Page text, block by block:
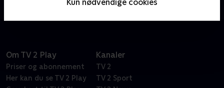
Kun nødvendige cookies
spillere brager sammen.
Om TV 2 Play
Priser og abonnement
Her kan du se TV 2 Play
Kanaler
TV 2
TV 2 Sport